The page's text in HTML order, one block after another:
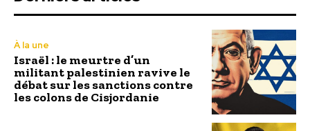
À la une
Israël : le meurtre d’un
militant palestinien ravive le
débat sur les sanctions contre
les colons de Cisjordanie